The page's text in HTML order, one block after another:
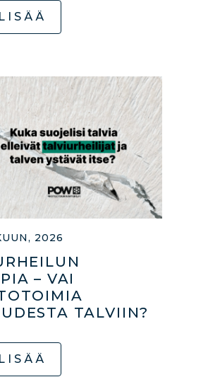
2026
– VAI
TALVIIN?